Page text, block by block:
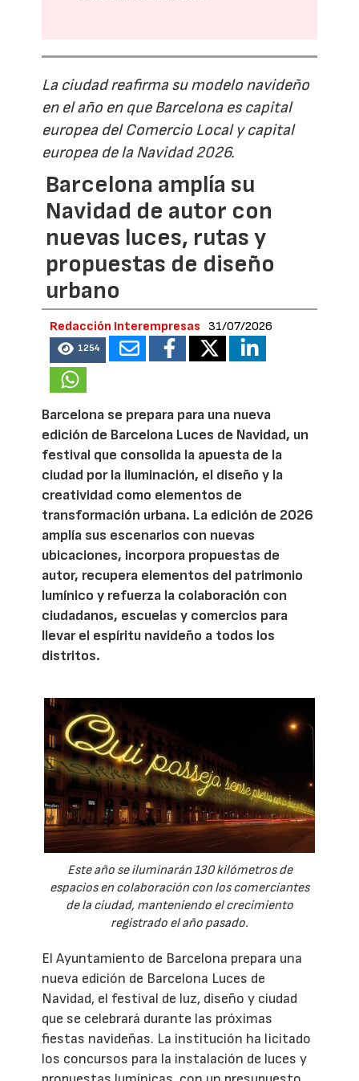
La ciudad reafirma su modelo navideño
en el año en que Barcelona es capital
europea del Comercio Local y capital
europea de la Navidad 2026.
Barcelona amplía su
Navidad de autor con
nuevas luces, rutas y
propuestas de diseño
urbano
Redacción Interempresas 31/07/2026
1254
Barcelona se prepara para una nueva
edición de Barcelona Luces de Navidad, un
festival que consolida la apuesta de la
ciudad por la iluminación, el diseño y la
creatividad como elementos de
transformación urbana. La edición de 2026
amplía sus escenarios con nuevas
ubicaciones, incorpora propuestas de
autor, recupera elementos del patrimonio
lumínico y refuerza la colaboración con
ciudadanos, escuelas y comercios para
llevar el espíritu navideño a todos los
distritos.
Este año se iluminarán 130 kilómetros de
espacios en colaboración con los comerciantes
de la ciudad, manteniendo el crecimiento
registrado el año pasado.
El Ayuntamiento de Barcelona prepara una
nueva edición de Barcelona Luces de
Navidad, el festival de luz, diseño y ciudad
que se celebrará durante las próximas
fiestas navideñas. La institución ha licitado
los concursos para la instalación de luces y